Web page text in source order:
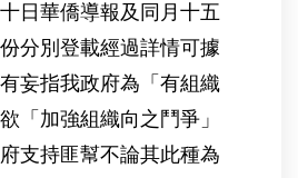
日華僑導報及同月十五
分別登載經過詳情可據
妄指我政府為「有組織
「加強組織向之鬥爭」
支持匪幫不論其此種為